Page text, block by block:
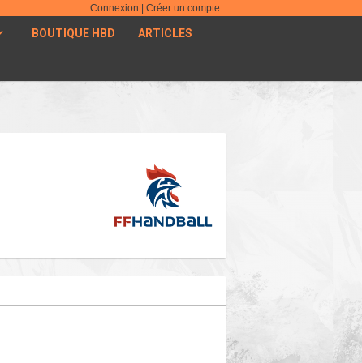
Connexion Créer un compte
BOUTIQUE HBD ARTICLES